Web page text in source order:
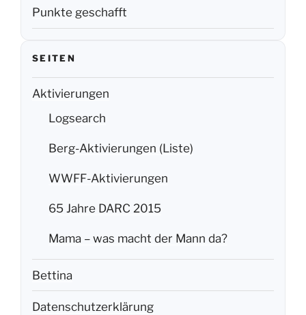
Punkte geschafft
Aktivierungen
Logsearch
Berg-Aktivierungen (Liste)
WWFF-Aktivierungen
65 Jahre DARC 2015
Mama – was macht der Mann da?
Bettina
Datenschutzerklärung